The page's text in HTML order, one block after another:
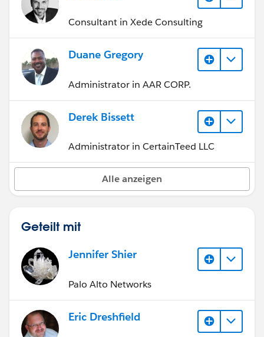
Consultant in Xede Consulting
Duane Gregory
Administrator in AAR CORP.
Derek Bissett
Administrator in CertainTeed LLC
Alle anzeigen
Geteilt mit
Jennifer Shier
Palo Alto Networks
Eric Dreshfield